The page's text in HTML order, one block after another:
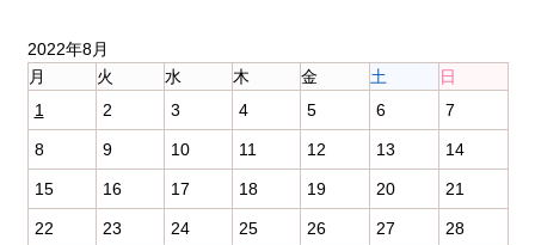
2022年8月
月
火 水 木 金 土
日
1
2 3 4 5 6 7
8 9 10 11 12 13 14
15 16 17 18 19 20 21
22 23 24 25 26 27 28